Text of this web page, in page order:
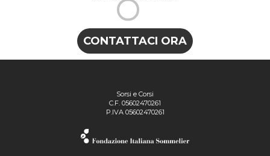
Sorsi e Corsi
C.F. 05602470261
P.IVA 05602470261